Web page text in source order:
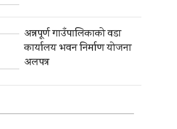
अन्नपूर्ण गाउँपालिकाको वडा
कार्यालय भवन निर्माण योजना
अलपत्र